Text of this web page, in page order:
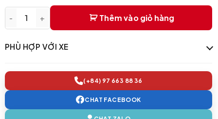
Hốc Lấy Gió Style BMW G20 M340i Chính Hãng quantity
Thêm vào giỏ hàng
PHÙ HỢP VỚI XE
(+84) 97 663 88 36
CHAT FACEBOOK